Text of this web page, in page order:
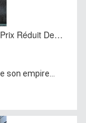
Réduit De…
empire...